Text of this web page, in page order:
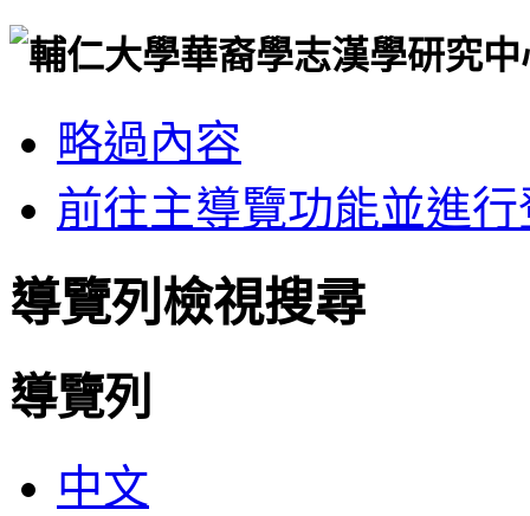
略過內容
前往主導覽功能並進行
導覽列檢視搜尋
導覽列
中文